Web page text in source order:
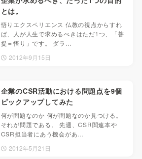
とは。
悟りエクスペリエンス 仏教の視点からすれ
ば、人が人生で求めるべきはただ1つ、「菩
提＝悟り」です。 ダラ…
2012年9月15日
企業のCSR活動における問題点を9個
ピックアップしてみた
何が問題なのか 何が問題なのか見つける。
それが問題である。 先週、CSR関連本や
CSR担当者にあう機会があ…
2012年5月21日